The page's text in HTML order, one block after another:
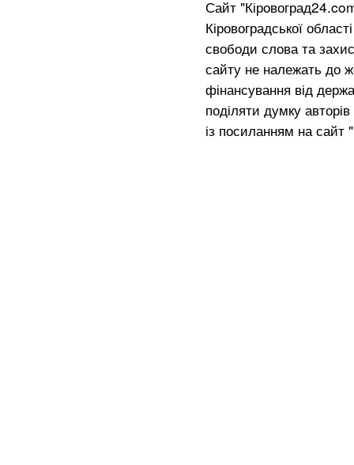
Сайт
Кіровоградської
свободи слова та
сайту не належать до
фінансування від
поділяти думку
із посиланням на сайт